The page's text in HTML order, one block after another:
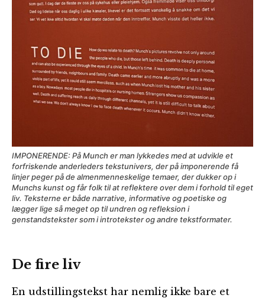
IMPONERENDE: På Munch er man lykkedes med at udvikle et
forfriskende anderleders tekstunivers, der på imponerende få
linjer peger på de almenmenneskelige temaer, der dukker op i
Munchs kunst og får folk til at reflektere over dem i forhold til eget
liv. Teksterne er både narrative, informative og poetiske og
lægger lige så meget op til undren og refleksion i
genstandstekster som i introtekster og andre tekstformater.
De fire liv
En udstillingstekst har nemlig ikke bare et